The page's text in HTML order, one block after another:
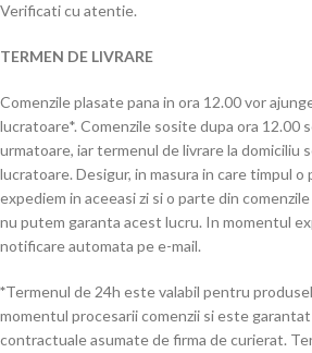
Verificati cu atentie.
TERMEN DE LIVRARE
Comenzile plasate pana in ora 12.00 vor
lucratoare*. Comenzile sosite dupa ora 12.00
urmatoare, iar termenul de livrare la domiciliu
lucratoare. Desigur, in masura in care timpul
expediem in aceeasi zi si o parte din
nu putem garanta acest lucru. In momentul
notificare automata pe e-mail.
*Termenul de 24h este valabil pentru
momentul procesarii comenzii si este
contractuale asumate de firma de curierat.